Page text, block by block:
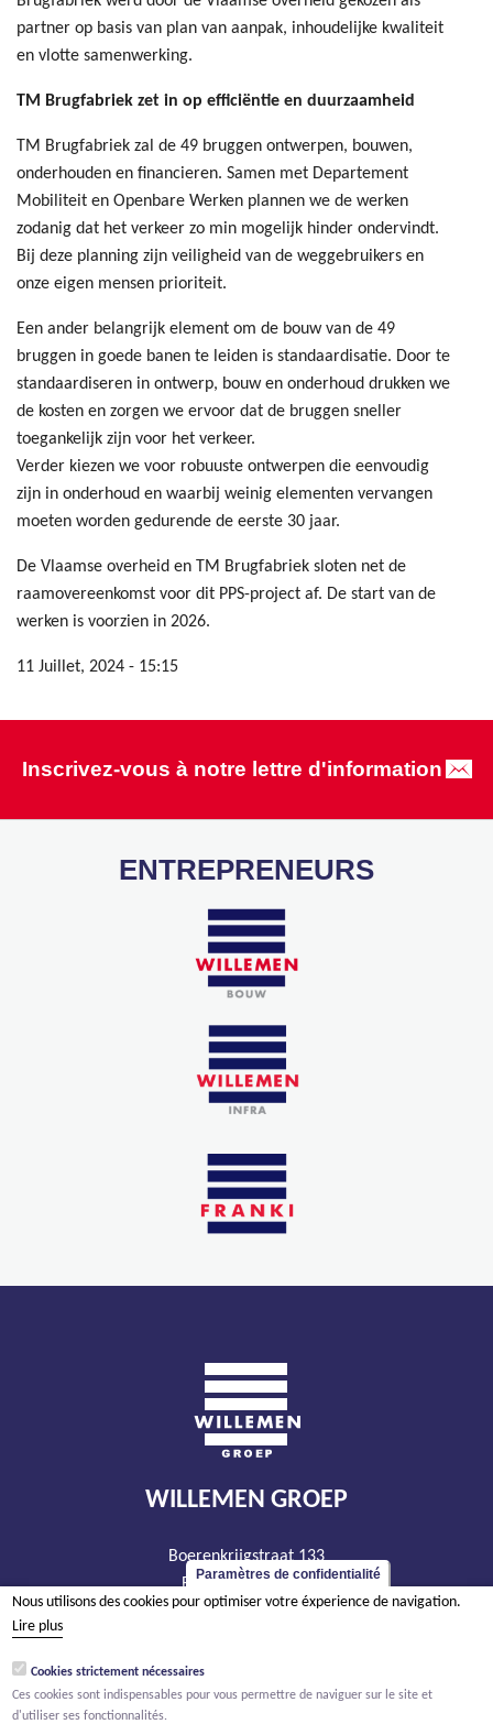
partner op basis van plan van aanpak, inhoudelijke kwaliteit
en vlotte samenwerking.
TM Brugfabriek zet in op efficiëntie en duurzaamheid
TM Brugfabriek zal de 49 bruggen ontwerpen, bouwen,
onderhouden en financieren. Samen met Departement
Mobiliteit en Openbare Werken plannen we de werken
zodanig dat het verkeer zo min mogelijk hinder ondervindt.
Bij deze planning zijn veiligheid van de weggebruikers en
onze eigen mensen prioriteit.
Een ander belangrijk element om de bouw van de 49
bruggen in goede banen te leiden is standaardisatie. Door te
standaardiseren in ontwerp, bouw en onderhoud drukken we
de kosten en zorgen we ervoor dat de bruggen sneller
toegankelijk zijn voor het verkeer.
Verder kiezen we voor robuuste ontwerpen die eenvoudig
zijn in onderhoud en waarbij weinig elementen vervangen
moeten worden gedurende de eerste 30 jaar.
De Vlaamse overheid en TM Brugfabriek sloten net de
raamovereenkomst voor dit PPS-project af. De start van de
werken is voorzien in 2026.
11 Juillet, 2024 - 15:15
Inscrivez-vous à notre lettre d'information
ENTREPRENEURS
WILLEMEN GROEP
Boerenkrijgstraat 133
BE - 2800 Malines
tél +32 15 569 965
TVA BE 0466.256.432
RPM Anvers, département Malines
Paramètres de confidentialité
Nous utilisons des cookies pour optimiser votre éxperience de navigation.
Lire plus
Cookies strictement nécessaires
Ces cookies sont indispensables pour vous permettre de naviguer sur le site et
d'utiliser ses fonctionnalités.